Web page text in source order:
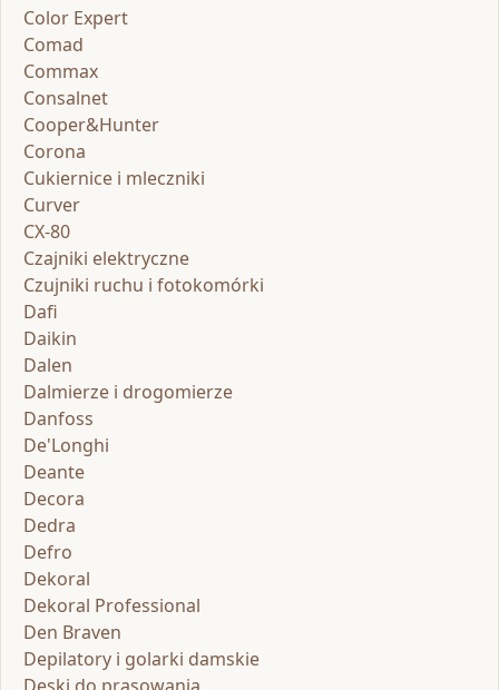
Color Expert
Comad
Commax
Consalnet
Cooper&Hunter
Corona
Cukiernice i mleczniki
Curver
CX-80
Czajniki elektryczne
Czujniki ruchu i fotokomórki
Dafi
Daikin
Dalen
Dalmierze i drogomierze
Danfoss
De'Longhi
Deante
Decora
Dedra
Defro
Dekoral
Dekoral Professional
Den Braven
Depilatory i golarki damskie